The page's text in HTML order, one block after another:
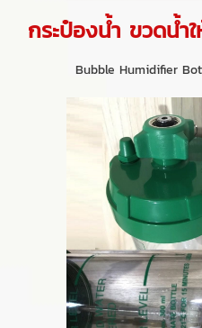
กระป๋องน้ำ ขวดน้ำ
Bubble Humidifier